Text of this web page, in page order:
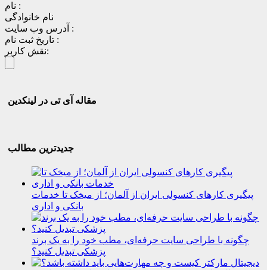
نام :
نام خانوادگی
آدرس وب سایت :
تاریخ ثبت نام :
نقش کاربر:
مقاله آی تی در لینکدین
جدیدترین مطالب
پیگیری کارهای کنسولی ایران از آلمان؛ از میخک تا خدمات
بانکی و اداری
چگونه با طراحی سایت حرفه‌ای، مطب خود را به یک برند
پزشکی تبدیل کنید؟